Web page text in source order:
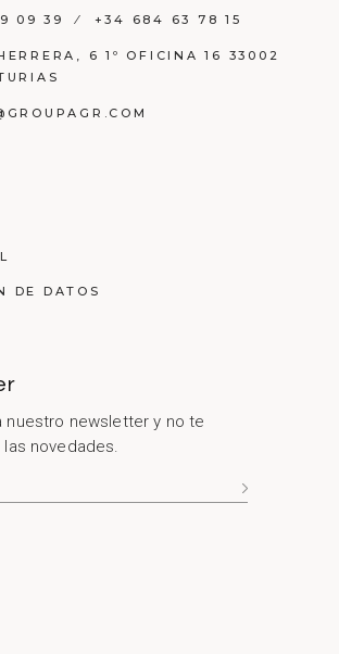
09 39 ⁄ +34 684 63 78 15
6 1º OFICINA 16 33002
DE DATOS
nuestro newsletter y no te
novedades.